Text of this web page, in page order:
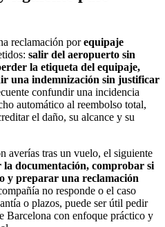
reclamación porequipaje
salir del aeropuerto sin
la etiqueta del equipaje,
una indemnización sin justificar
confundir una incidencia
automático al reembolso total,
el daño, su alcance y su
averías tras un vuelo, el siguiente
la documentación, comprobar si
y preparar una reclamación
no responde o el caso
o plazos, puede ser útil pedir
Barcelona con enfoque práctico y